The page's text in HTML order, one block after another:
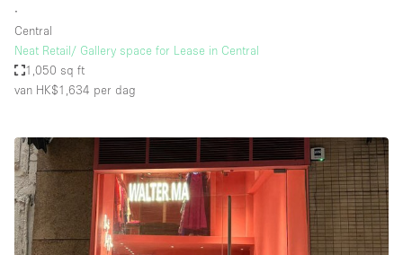
∙
Central
Neat Retail/ Gallery space for Lease in Central
1,050 sq ft
van HK$1,634 per dag